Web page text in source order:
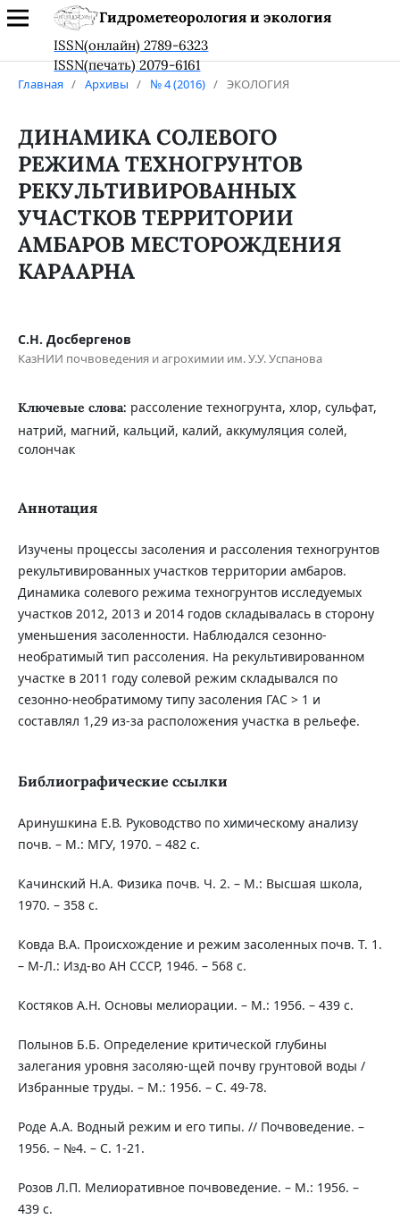
Гидрометеорология и экология
ISSN(онлайн) 2789-6323
ISSN(печать) 2079-6161
Главная / Архивы / № 4 (2016) / ЭКОЛОГИЯ
ДИНАМИКА СОЛЕВОГО
РЕЖИМА ТЕХНОГРУНТОВ
РЕКУЛЬТИВИРОВАННЫХ
УЧАСТКОВ ТЕРРИТОРИИ
АМБАРОВ МЕСТОРОЖДЕНИЯ
КАРААРНА
С.Н. Досбергенов
КазНИИ почвоведения и агрохимии им. У.У. Успанова
Ключевые слова: рассоление техногрунта, хлор, сульфат,
натрий, магний, кальций, калий, аккумуляция солей,
солончак
Аннотация
Изучены процессы засоления и рассоления техногрунтов
рекультивированных участков территории амбаров.
Динамика солевого режима техногрунтов исследуемых
участков 2012, 2013 и 2014 годов складывалась в сторону
уменьшения засоленности. Наблюдался сезонно-
необратимый тип рассоления. На рекультивированном
участке в 2011 году солевой режим складывался по
сезонно-необратимому типу засоления ГАС > 1 и
составлял 1,29 из-за расположения участка в рельефе.
Библиографические ссылки
Аринушкина Е.В. Руководство по химическому анализу
почв. – М.: МГУ, 1970. – 482 с.
Качинский Н.А. Физика почв. Ч. 2. – М.: Высшая школа,
1970. – 358 с.
Ковда В.А. Происхождение и режим засоленных почв. Т. 1.
– М-Л.: Изд-во АН СССР, 1946. – 568 с.
Костяков А.Н. Основы мелиорации. – М.: 1956. – 439 с.
Полынов Б.Б. Определение критической глубины
залегания уровня засоляю-щей почву грунтовой воды /
Избранные труды. – М.: 1956. – С. 49-78.
Роде А.А. Водный режим и его типы. // Почвоведение. –
1956. – №4. – С. 1-21.
Розов Л.П. Мелиоративное почвоведение. – М.: 1956. –
439 с.